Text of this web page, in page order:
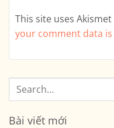
This site uses
your comment data
Bài viết mới